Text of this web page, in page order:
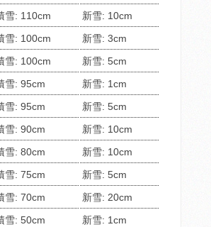
雪: 110cm
新雪: 10cm
雪: 100cm
新雪: 3cm
雪: 100cm
新雪: 5cm
雪: 95cm
新雪: 1cm
雪: 95cm
新雪: 5cm
雪: 90cm
新雪: 10cm
雪: 80cm
新雪: 10cm
雪: 75cm
新雪: 5cm
雪: 70cm
新雪: 20cm
雪: 50cm
新雪: 1cm